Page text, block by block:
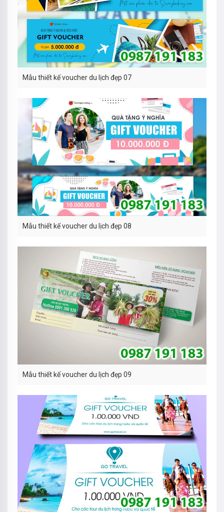
Mẫu thiết kế voucher du lịch đẹp 07
Mẫu thiết kế voucher du lịch đẹp 08
Mẫu thiết kế voucher du lịch đẹp 09